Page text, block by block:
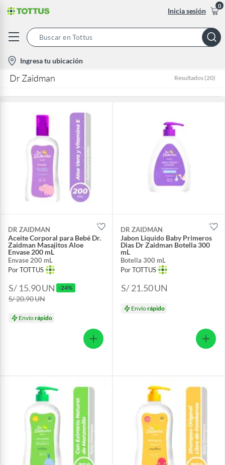
Inicia sesión
0
Bar
location-
icon
Ingresa tu ubicación
Dr Zaidman Resultados (20)
DR ZAIDMAN
Aceite Corporal para Bebé Dr.
Zaidman Masajitos Aloe
Envase 200 mL
Envase 200 mL
Por TOTTUS
S/ 15.90UN -24%
S/ 20.90UN
Envíorápido
DR ZAIDMAN
Jabon Liquido Baby Primeros
Dias Dr Zaidman Botella 300
mL
Botella 300 mL
Por TOTTUS
S/ 21.50UN
Envíorápido